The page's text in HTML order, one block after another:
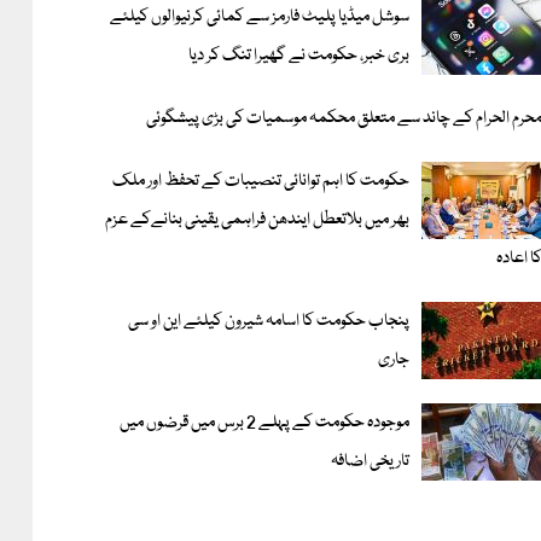
سوشل میڈیا پلیٹ فارمز سے کمائی کرنیوالوں کیلئے
بری خبر، حکومت نے گھیرا تنگ کر دیا
محرم الحرام کے چاند سے متعلق محکمہ موسمیات کی بڑی پیشگوئی
حکومت کا اہم توانائی تنصیبات کے تحفظ اور ملک
بھر میں بلاتعطل ایندھن فراہمی یقینی بنانےکے عزم
کا اعادہ
پنجاب حکومت کا اسامہ شیرون کیلئے این او سی
جاری
موجودہ حکومت کے پہلے 2 برس میں قرضوں میں
تاریخی اضافہ